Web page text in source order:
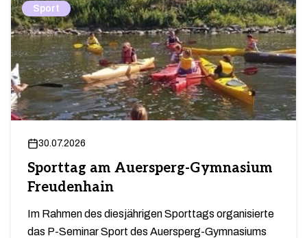
Sport
30.07.2026
Sporttag am Auersperg-Gymnasium
Freudenhain
Im Rahmen des diesjährigen Sporttags organisierte
das P-Seminar Sport des Auersperg-Gymnasiums